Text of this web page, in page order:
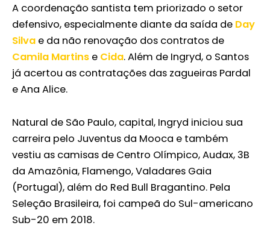
A coordenação santista tem priorizado o setor
defensivo, especialmente diante da saída de Day
Silva e da não renovação dos contratos de
Camila Martins e Cida. Além de Ingryd, o Santos
já acertou as contratações das zagueiras Pardal
e Ana Alice.
Natural de São Paulo, capital, Ingryd iniciou sua
carreira pelo Juventus da Mooca e também
vestiu as camisas de Centro Olímpico, Audax, 3B
da Amazônia, Flamengo, Valadares Gaia
(Portugal), além do Red Bull Bragantino. Pela
Seleção Brasileira, foi campeã do Sul-americano
Sub-20 em 2018.